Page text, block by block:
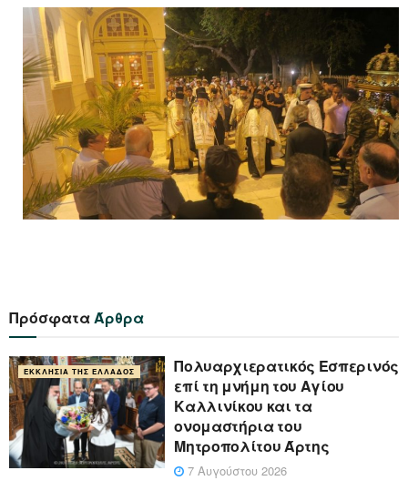
ΠρόσφαταΆρθρα
ΕΚΚΛΗΣΊΑ ΤΗΣ ΕΛΛΆΔΟΣ
Πολυαρχιερατικός Εσπερινός
επί τη μνήμη του Αγίου
Καλλινίκου και τα
ονομαστήρια του
Μητροπολίτου Άρτης
7 Αυγούστου 2026